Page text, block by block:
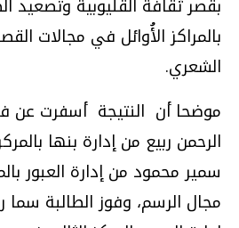
بقصر ثقافة القليوبية وتصعيد
بالمراكز الأُوائل في مجالات
الشعري.
موضحا أن النتيجة أسفرت عن
الرحمن ربيع من إدارة بنها
سمير محمود من إدارة العبور
مجال الرسم، وفوز الطالبة